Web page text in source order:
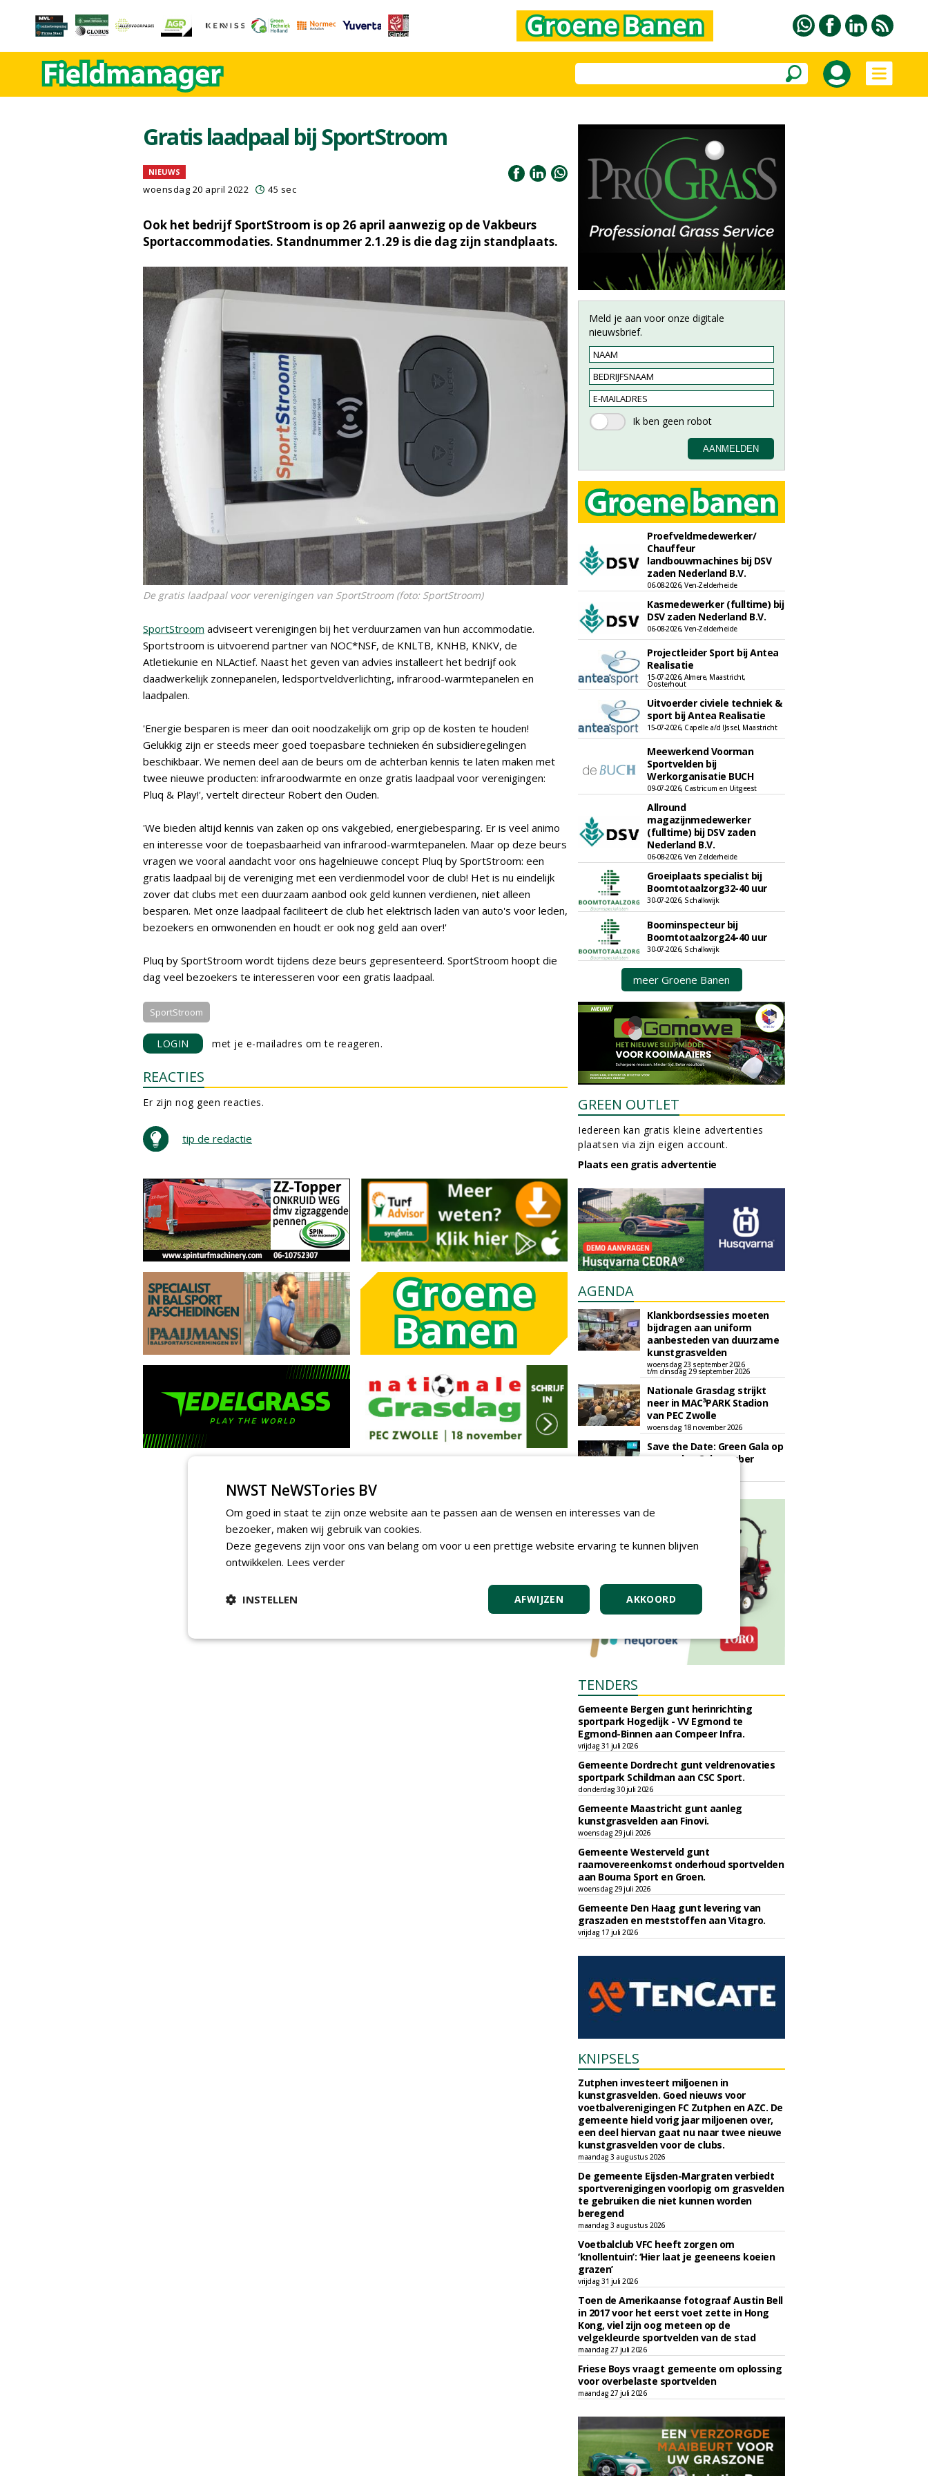
Gratis laadpaal bij SportStroom
NIEUWS
woensdag 20 april 2022 45 sec
Ook het bedrijf SportStroom is op 26 april aanwezig op de Vakbeurs
Sportaccommodaties. Standnummer 2.1.29 is die dag zijn standplaats.
De gratis laadpaal voor verenigingen van SportStroom (foto: SportStroom)
SportStroom adviseert verenigingen bij het verduurzamen van hun accommodatie.
Sportstroom is uitvoerend partner van NOC*NSF, de KNLTB, KNHB, KNKV, de
Atletiekunie en NLActief. Naast het geven van advies installeert het bedrijf ook
daadwerkelijk zonnepanelen, ledsportveldverlichting, infrarood-warmtepanelen en
laadpalen.
'Energie besparen is meer dan ooit noodzakelijk om grip op de kosten te houden!
Gelukkig zijn er steeds meer goed toepasbare technieken én subsidieregelingen
beschikbaar. We nemen deel aan de beurs om de achterban kennis te laten maken met
twee nieuwe producten: infraroodwarmte en onze gratis laadpaal voor verenigingen:
Pluq & Play!', vertelt directeur Robert den Ouden.
'We bieden altijd kennis van zaken op ons vakgebied, energiebesparing. Er is veel animo
en interesse voor de toepasbaarheid van infrarood-warmtepanelen. Maar op deze beurs
vragen we vooral aandacht voor ons hagelnieuwe concept Pluq by SportStroom: een
gratis laadpaal bij de vereniging met een verdienmodel voor de club! Het is nu eindelijk
zover dat clubs met een duurzaam aanbod ook geld kunnen verdienen, niet alleen
besparen. Met onze laadpaal faciliteert de club het elektrisch laden van auto's voor leden,
bezoekers en omwonenden en houdt er ook nog geld aan over!'
Pluq by SportStroom wordt tijdens deze beurs gepresenteerd. SportStroom hoopt die
dag veel bezoekers te interesseren voor een gratis laadpaal.
SportStroom
LOGIN met je e-mailadres om te reageren.
REACTIES
Er zijn nog geen reacties.
tip de redactie
Meld je aan voor onze digitale
nieuwsbrief.
Proefveldmedewerker/
Chauffeur
landbouwmachines bij DSV
zaden Nederland B.V.
06-08-2026, Ven-Zelderheide
Kasmedewerker (fulltime) bij
DSV zaden Nederland B.V.
06-08-2026, Ven-Zelderheide
Projectleider Sport bij Antea
Realisatie
15-07-2026, Almere, Maastricht,
Oosterhout
Uitvoerder civiele techniek &
sport bij Antea Realisatie
15-07-2026, Capelle a/d IJssel, Maastricht
Meewerkend Voorman
Sportvelden bij
Werkorganisatie BUCH
09-07-2026, Castricum en Uitgeest
Allround
magazijnmedewerker
(fulltime) bij DSV zaden
Nederland B.V.
06-08-2026, Ven Zelderheide
Groeiplaats specialist bij
Boomtotaalzorg32-40 uur
30-07-2026, Schalkwijk
Boominspecteur bij
Boomtotaalzorg24-40 uur
30-07-2026, Schalkwijk
meer Groene Banen
GREEN OUTLET
Iedereen kan gratis kleine advertenties
plaatsen via zijn eigen account.
Plaats een gratis advertentie
AGENDA
Klankbordsessies moeten
bijdragen aan uniform
aanbesteden van duurzame
kunstgrasvelden
woensdag 23 september 2026
t/m dinsdag 29 september 2026
Nationale Grasdag strijkt
neer in MAC³PARK Stadion
van PEC Zwolle
woensdag 18 november 2026
Save the Date: Green Gala op
woensdag 2 december
TENDERS
Gemeente Bergen gunt herinrichting
sportpark Hogedijk - VV Egmond te
Egmond-Binnen aan Compeer Infra.
vrijdag 31 juli 2026
Gemeente Dordrecht gunt veldrenovaties
sportpark Schildman aan CSC Sport.
donderdag 30 juli 2026
Gemeente Maastricht gunt aanleg
kunstgrasvelden aan Finovi.
woensdag 29 juli 2026
Gemeente Westerveld gunt
raamovereenkomst onderhoud sportvelden
aan Bouma Sport en Groen.
woensdag 29 juli 2026
Gemeente Den Haag gunt levering van
graszaden en meststoffen aan Vitagro.
vrijdag 17 juli 2026
KNIPSELS
Zutphen investeert miljoenen in
kunstgrasvelden. Goed nieuws voor
voetbalverenigingen FC Zutphen en AZC. De
gemeente hield vorig jaar miljoenen over,
een deel hiervan gaat nu naar twee nieuwe
kunstgrasvelden voor de clubs.
maandag 3 augustus 2026
De gemeente Eijsden-Margraten verbiedt
sportverenigingen voorlopig om grasvelden
te gebruiken die niet kunnen worden
beregend
maandag 3 augustus 2026
Voetbalclub VFC heeft zorgen om
‘knollentuin’: ‘Hier laat je geeneens koeien
grazen’
vrijdag 31 juli 2026
Toen de Amerikaanse fotograaf Austin Bell
in 2017 voor het eerst voet zette in Hong
Kong, viel zijn oog meteen op de
velgekleurde sportvelden van de stad
maandag 27 juli 2026
Friese Boys vraagt gemeente om oplossing
voor overbelaste sportvelden
maandag 27 juli 2026
NWST NeWSTories BV
Om goed in staat te zijn onze website aan te passen aan de wensen en interesses van de
bezoeker, maken wij gebruik van cookies.
Deze gegevens zijn voor ons van belang om voor u een prettige website ervaring te kunnen blijven
ontwikkelen. Lees verder
AKKOORD
AFWIJZEN
INSTELLEN